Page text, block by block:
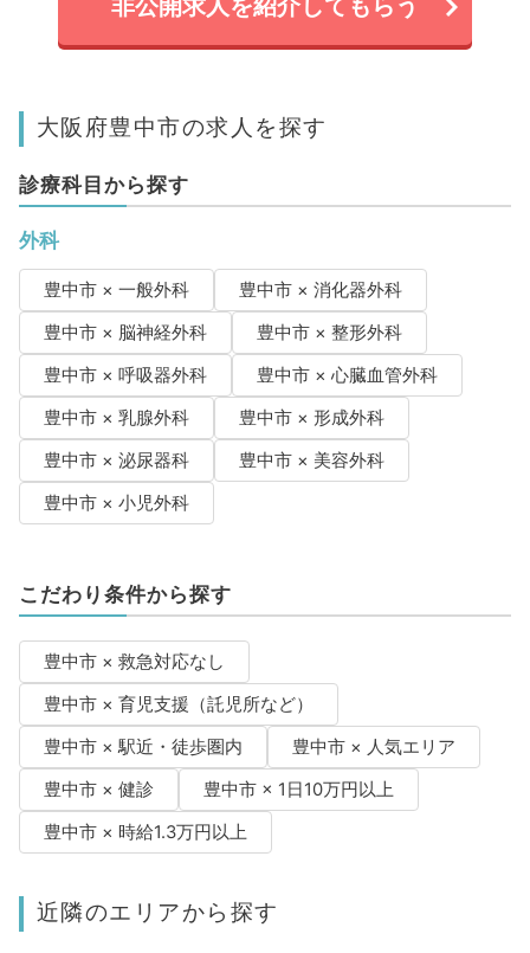
非公開求人を紹介してもらう
大阪府豊中市の求人を探す
診療科目から探す
外科
豊中市 × 一般外科
豊中市 × 消化器外科
豊中市 × 脳神経外科
豊中市 × 整形外科
豊中市 × 呼吸器外科
豊中市 × 心臓血管外科
豊中市 × 乳腺外科
豊中市 × 形成外科
豊中市 × 泌尿器科
豊中市 × 美容外科
豊中市 × 小児外科
こだわり条件から探す
豊中市 × 救急対応なし
豊中市 × 育児支援（託児所など）
豊中市 × 駅近・徒歩圏内
豊中市 × 人気エリア
豊中市 × 健診
豊中市 × 1日10万円以上
豊中市 × 時給1.3万円以上
近隣のエリアから探す